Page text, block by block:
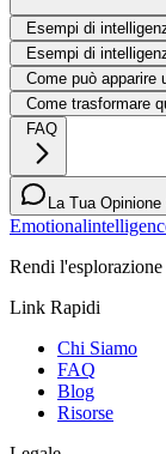
Esempi di
Esempi di
Come può apparire
Come trasformare
FAQ
La Tua Opinione
Rendi
Link Rapidi
Chi Siamo
FAQ
Blog
Risorse